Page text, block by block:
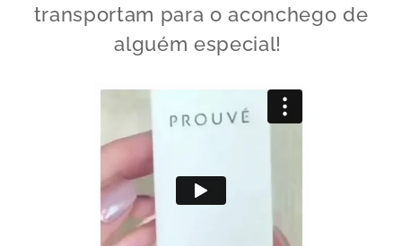
transportam para o aconchego de
alguém especial!